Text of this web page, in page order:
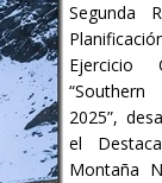
Segunda
Ejercicio
2025”,
el
Montaña